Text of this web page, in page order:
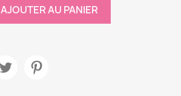
AJOUTER AU PANIER